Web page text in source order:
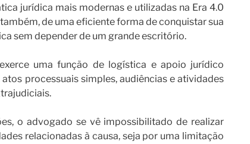
jurídica mais modernas e utilizadas na Era 4.0
de uma eficiente forma de conquistar sua
sem depender de um grande escritório.
uma função de logística e apoio jurídico
processuais simples, audiências e atividades
o advogado se vê impossibilitado de realizar
relacionadas à causa, seja por uma limitação